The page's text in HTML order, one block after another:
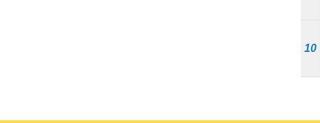
10